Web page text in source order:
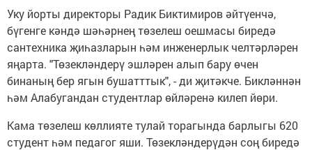
Уку йорты директоры Радик Биктимиров әйтүенчә,
бүгенге кәндә шәһәрнең төзелеш оешмасы биредә
сантехника җиһазларын һәм инженерлык челтәрләрен
яңарта. "Төзекләндерү эшләрен алып бару өчен
бинаның бер ягын бушатттык", - ди җитәкче. Бикләннән
һәм Алабугандан студентлар өйләренә килеп йөри.
Кама төзелеш көллияте тулай торагында барлыгы 620
студент һәм педагог яши. Төзекләндерүдән соң биредә